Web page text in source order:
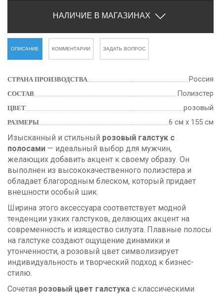
НАЛИЧИЕ В МАГАЗИНАХ
ОПИСАНИЕ КОММЕНТАРИИ ЗАДАТЬ ВОПРОС
СТРАНА ПРОИЗВОДСТВА Россия
СОСТАВ Полиэстер
ЦВЕТ розовый
РАЗМЕРЫ 6 см х 155 см
Изысканный и стильный розовый галстук с
полосами — идеальный выбор для мужчин,
желающих добавить акцент к своему образу. Он
выполнен из высококачественного полиэстера и
обладает благородным блеском, который придает
внешности особый шик.
Ширина этого аксессуара соответствует модной
тенденции узких галстуков, делающих акцент на
современность и изящество силуэта. Плавные полосы
на галстуке создают ощущение динамики и
утонченности, а розовый цвет символизирует
индивидуальность и творческий подход к бизнес-
стилю.
Сочетая розовый цвет галстука с классическими